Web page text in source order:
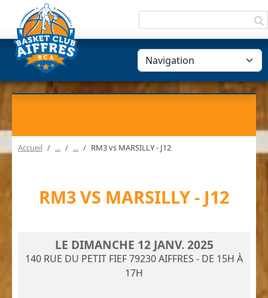
Accueil RM3 vs MARSILLY - J12
RM3 VS MARSILLY - J12
LE DIMANCHE 12 JANV. 2025
140 RUE DU PETIT FIEF79230AIFFRES - DE 15H À
17H
Panneau de gestion des cookies